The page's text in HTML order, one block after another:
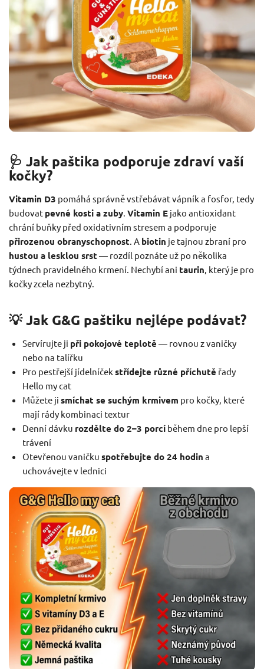
🩺 Jak paštika podporuje zdraví vaší
kočky?
Vitamin D3 pomáhá správně vstřebávat vápník a fosfor, tedy
budovat pevné kosti a zuby. Vitamin E jako antioxidant
chrání buňky před oxidativním stresem a podporuje
přirozenou obranyschopnost. A biotin je tajnou zbraní pro
hustou a lesklou srst — rozdíl poznáte už po několika
týdnech pravidelného krmení. Nechybí ani taurin, který je pro
kočky zcela nezbytný.
💡 Jak G&G paštiku nejlépe podávat?
Servírujte ji při pokojové teplotě — rovnou z vaničky
nebo na talířku
Pro pestřejší jídelníček střídejte různé příchutě řady
Hello my cat
Můžete ji smíchat se suchým krmivem pro kočky, které
mají rády kombinaci textur
Denní dávku rozdělte do 2–3 porcíběhem dne pro lepší
trávení
Otevřenou vaničku spotřebujte do 24 hodin a
uchovávejte v lednici